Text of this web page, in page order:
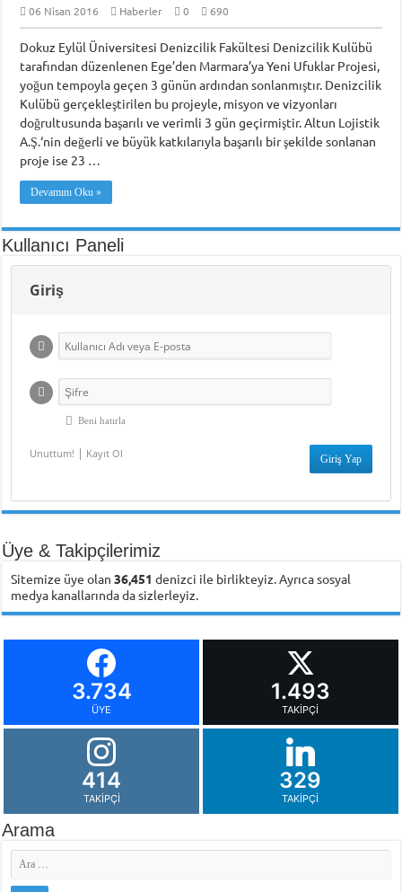
06 Nisan 2016 Haberler 0 690
Dokuz Eylül Üniversitesi Denizcilik Fakültesi Denizcilik Kulübü
tarafından düzenlenen Ege’den Marmara’ya Yeni Ufuklar Projesi,
yoğun tempoyla geçen 3 günün ardından sonlanmıştır. Denizcilik
Kulübü gerçekleştirilen bu projeyle, misyon ve vizyonları
doğrultusunda başarılı ve verimli 3 gün geçirmiştir. Altun Lojistik
A.Ş.‘nin değerli ve büyük katkılarıyla başarılı bir şekilde sonlanan
proje ise 23 …
Devamını Oku »
Kullanıcı Paneli
Giriş
Beni hatırla
Unuttum! | Kayıt Ol
Üye & Takipçilerimiz
Sitemize üye olan36,451 denizci ile birlikteyiz. Ayrıca sosyal
medya kanallarında da sizlerleyiz.
3.734
ÜYE
1.493
TAKIPÇI
414
TAKIPÇI
329
TAKIPÇI
Arama